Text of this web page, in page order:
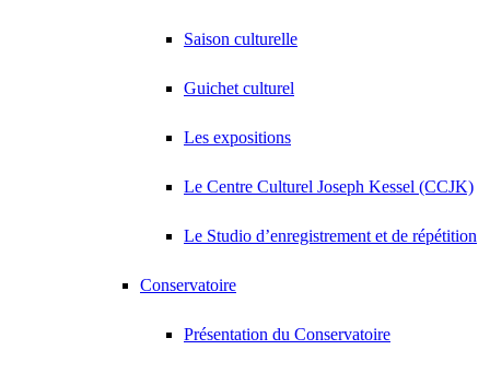
Saison culturelle
Guichet culturel
Les expositions
Le Centre Culturel Joseph Kessel (CCJK)
Le Studio d’enregistrement et de répétition
Conservatoire
Présentation du Conservatoire